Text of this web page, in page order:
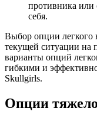
противника или
себя.
Выбор опции легкого
текущей ситуации на
варианты опций
гибкими и
Skullgirls.
Опции